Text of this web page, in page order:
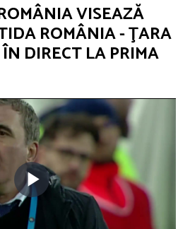
VISEAZĂ
ROMÂNIA - ŢARA
DIRECT LA PRIMA
Play